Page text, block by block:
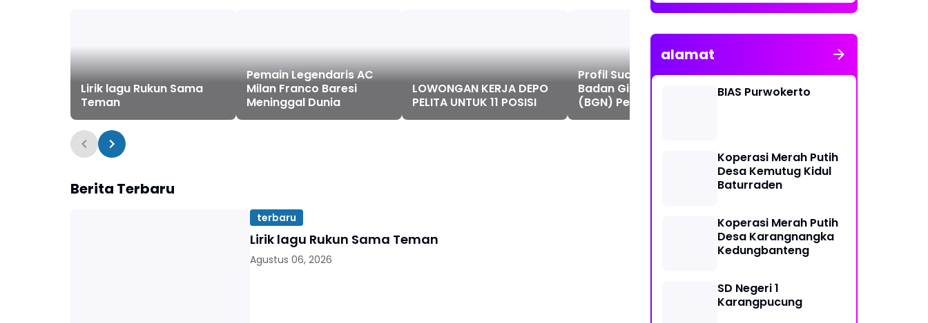
Lirik lagu Rukun Sama
Teman
Pemain Legendaris AC
Milan Franco Baresi
Meninggal Dunia
LOWONGAN KERJA DEPO
PELITA UNTUK 11 POSISI
Profil Sudaryono, Kepala
Badan Gizi Nasional
(BGN) Pengganti Nanik S
Deyang
Rekomendasi Travel
Umroh Solo dengan
Berita Terbaru
terbaru
Lirik lagu Rukun Sama Teman
Agustus 06, 2026
alamat
BIAS Purwokerto
Koperasi Merah Putih
Desa Kemutug Kidul
Baturraden
Koperasi Merah Putih
Desa Karangnangka
Kedungbanteng
SD Negeri 1
Karangpucung